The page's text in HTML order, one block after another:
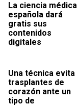
La ciencia médica
española dará
gratis sus
contenidos
digitales
Una técnica evita
trasplantes de
corazón ante un
tipo de